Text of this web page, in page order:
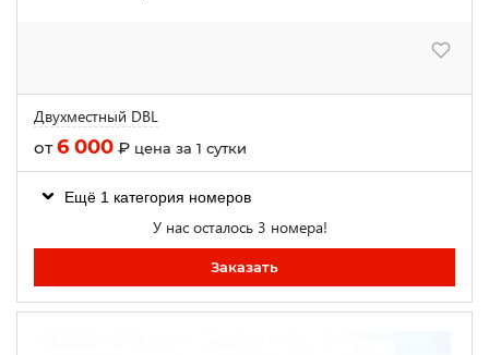
Двухместный DBL
от6 000 ₽ цена за 1 сутки
Ещё 1 категория номеров
У нас осталось 3 номера!
Заказать